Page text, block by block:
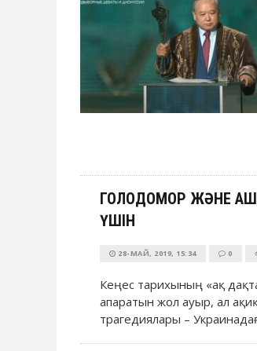
ГОЛОДОМОР ЖӘНЕ
ҮШІН
28-МАЙ, 2019, 15:34 0
Кеңес тарихының «ақ
апаратын жол ауыр, ал
трагедиялары –